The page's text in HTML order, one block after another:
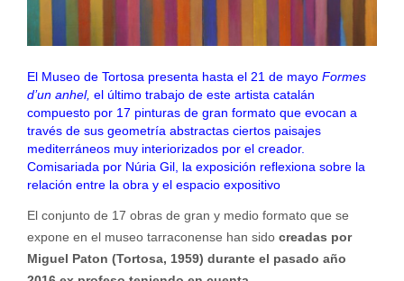
El Museo de Tortosa presenta hasta el 21 de mayo Formes
d’un anhel, el último trabajo de este artista catalán
compuesto por 17 pinturas de gran formato que evocan a
través de sus geometría abstractas ciertos paisajes
mediterráneos muy interiorizados por el creador.
Comisariada por Núria Gil, la exposición reflexiona sobre la
relación entre la obra y el espacio expositivo
El conjunto de 17 obras de gran y medio formato que se
expone en el museo tarraconense han sido creadas por
Miguel Paton (Tortosa, 1959) durante el pasado año